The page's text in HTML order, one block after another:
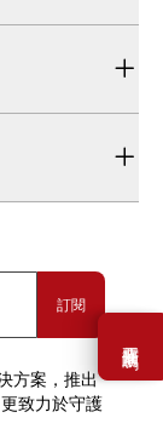
需要幫助嗎？
訂閱
方案，推出
致力於守護